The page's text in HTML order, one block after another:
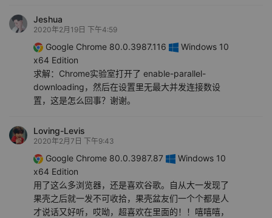
Jeshua
2020年2月19日 下午4:59
Google Chrome 80.0.3987.116
Windows 10
x64 Edition
求解：Chrome实验室打开了 enable-parallel-
downloading，然后在设置里无最大并发连接数设
置，这是怎么回事？谢谢。
Loving-Levis
2020年2月7日 下午9:43
Google Chrome 80.0.3987.87
Windows 10
x64 Edition
用了这么多浏览器，还是喜欢谷歌。自从大一发现了
果壳之后就一发不可收拾，果壳盆友们一个个都是人
才说话又好听，哎呦，超喜欢在里面的！！嘻嘻嘻，